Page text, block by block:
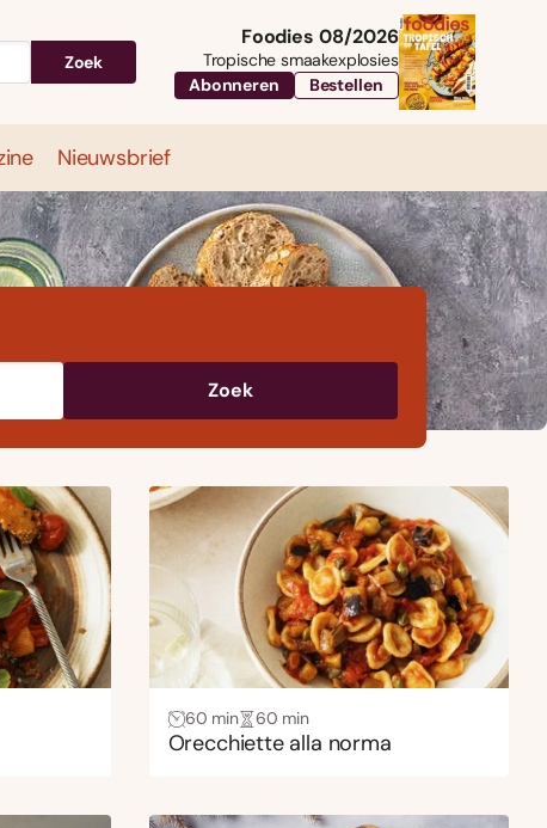
Zoek
Foodies 08/2026
Tropische smaakexplosies
Abonneren
Bestellen
Nieuwsbrief
Travel Magazine Nieuwsbrief
Zoek
60 min 60 min
Orecchiette alla norma